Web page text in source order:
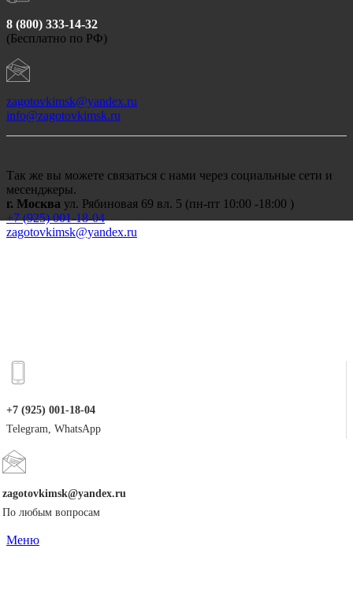
8 (800) 333-14-32
(Бесплатно по РФ)
zagotovkimsk@yandex.ru
info@zagotovkimsk.ru
Так же вы можете связаться с нами через социальные сети и
месенджеры.
г. Москва ул. Рябиновая 69 вл. 5 (пн-пт 10:00 -18:00 )
+7 (925) 001-18-04
zagotovkimsk@yandex.ru
+7 (925) 001-18-04
Telegram, WhatsApp
zagotovkimsk@yandex.ru
По любым вопросам
Меню